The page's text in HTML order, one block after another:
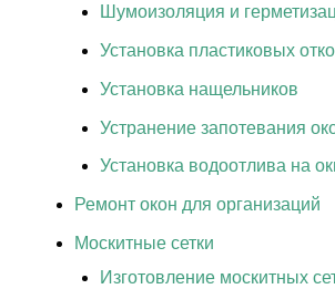
Шумоизоляция и
Установка пластиковых
Установка нащельников
Устранение запотевания
Установка водоотлива на
Ремонт окон для организаций
Москитные сетки
Изготовление москитных